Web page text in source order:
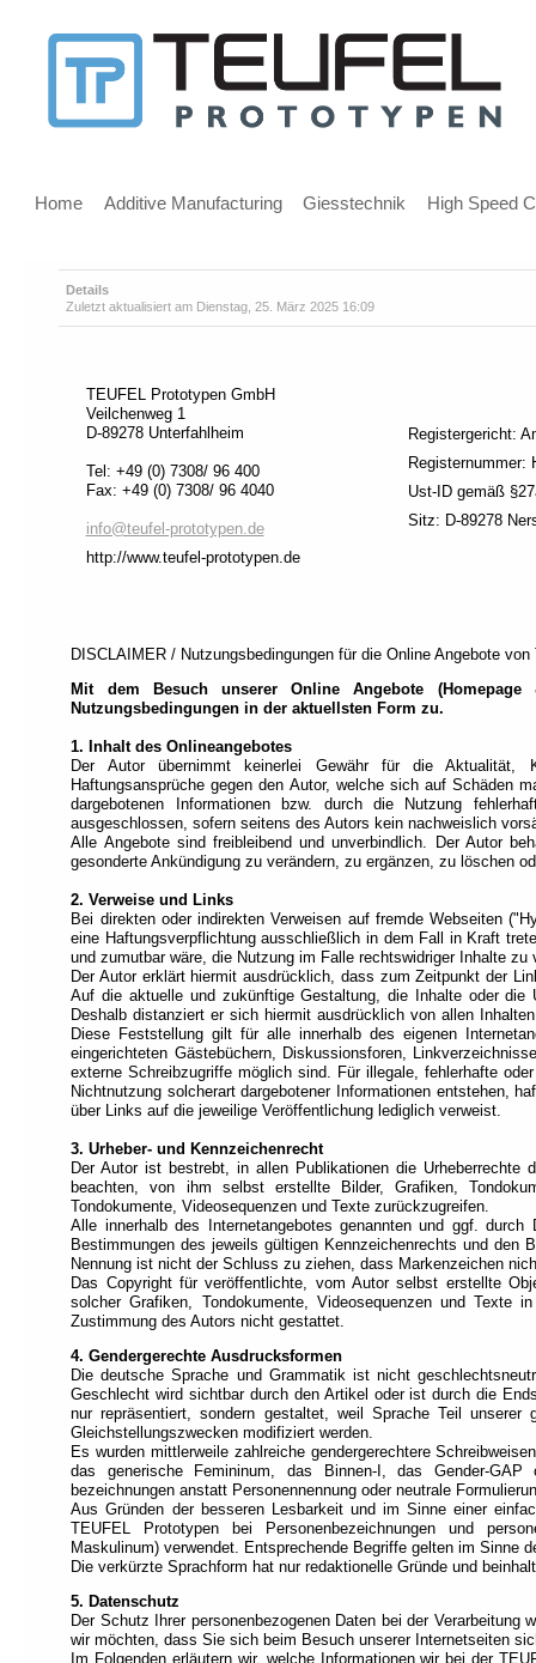
Nachricht
von
Willkommen!
Screenreader
alternatives
Navigieren
Jede
Seite
unterteilt
jeder
Abschnitt
wird
durch
einen
Titel
beschrieben
(Titelbasierte
Navigation).
Abschnitte
sind
einer
Rolle
zugeordnet
(Orientierungsbasierte
Navigation).
Anfang
jeder
Seite
befindet
sich
Schnellzugriffsmenü
(Verknüpfungsbasierte
Navigation).
Jede
Verknüpfung
einer
Taste
(Tastenbasierte
Navigation).
Home Additive Manufacturing Giesstechnik High Speed
Details
Zuletzt aktualisiert am Dienstag, 25. März 2025 16:09
TEUFEL Prototypen GmbH
Veilchenweg 1
D-89278 Unterfahlheim
Tel: +49 (0) 7308/ 96 400
Fax: +49 (0) 7308/ 96 4040
info@teufel-prototypen.de
http://www.teufel-prototypen.de
Registergericht:
Registernummer:
Ust-ID gemäß
Sitz: D-89278
DISCLAIMER / Nutzungsbedingungen für die Online Angebote
Mit dem Besuch unserer Online Angebote
Nutzungsbedingungen in der aktuellsten Form zu.
1. Inhalt des Onlineangebotes
Der Autor übernimmt keinerlei Gewähr für die Aktualität,
Haftungsansprüche gegen den Autor, welche sich auf Schäden
dargebotenen Informationen bzw. durch die Nutzung
ausgeschlossen, sofern seitens des Autors kein nachweislich
Alle Angebote sind freibleibend und unverbindlich. Der Autor
gesonderte Ankündigung zu verändern, zu ergänzen, zu löschen
2. Verweise und Links
Bei direkten oder indirekten Verweisen auf fremde Webseiten
eine Haftungsverpflichtung ausschließlich in dem Fall in Kraft
und zumutbar wäre, die Nutzung im Falle rechtswidriger Inhalte zu
Der Autor erklärt hiermit ausdrücklich, dass zum Zeitpunkt der
Auf die aktuelle und zukünftige Gestaltung, die Inhalte oder
Deshalb distanziert er sich hiermit ausdrücklich von allen
Diese Feststellung gilt für alle innerhalb des eigenen
eingerichteten Gästebüchern, Diskussionsforen,
externe Schreibzugriffe möglich sind. Für illegale, fehlerhafte
Nichtnutzung solcherart dargebotener Informationen entstehen,
über Links auf die jeweilige Veröffentlichung lediglich verweist.
3. Urheber- und Kennzeichenrecht
Der Autor ist bestrebt, in allen Publikationen die Urheberrechte
beachten, von ihm selbst erstellte Bilder, Grafiken,
Tondokumente, Videosequenzen und Texte zurückzugreifen.
Alle innerhalb des Internetangebotes genannten und ggf.
Bestimmungen des jeweils gültigen Kennzeichenrechts und den
Nennung ist nicht der Schluss zu ziehen, dass Markenzeichen
Das Copyright für veröffentlichte, vom Autor selbst erstellte
solcher Grafiken, Tondokumente, Videosequenzen und Texte
Zustimmung des Autors nicht gestattet.
4. Gendergerechte Ausdrucksformen
Die deutsche Sprache und Grammatik ist nicht
Geschlecht wird sichtbar durch den Artikel oder ist durch die
nur repräsentiert, sondern gestaltet, weil Sprache Teil
Gleichstellungszwecken modifiziert werden.
Es wurden mittlerweile zahlreiche gendergerechtere
das generische Femininum, das Binnen-I, das Gender-GAP
bezeichnungen anstatt Personennennung oder neutrale
Aus Gründen der besseren Lesbarkeit und im Sinne einer
TEUFEL Prototypen bei Personenbezeichnungen und
Maskulinum) verwendet. Entsprechende Begriffe gelten im Sinne
Die verkürzte Sprachform hat nur redaktionelle Gründe und
5. Datenschutz
Der Schutz Ihrer personenbezogenen Daten bei der
wir möchten, dass Sie sich beim Besuch unserer Internetseiten
Im Folgenden erläutern wir, welche Informationen wir bei der